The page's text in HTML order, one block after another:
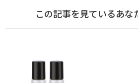
この記事を見ているあな